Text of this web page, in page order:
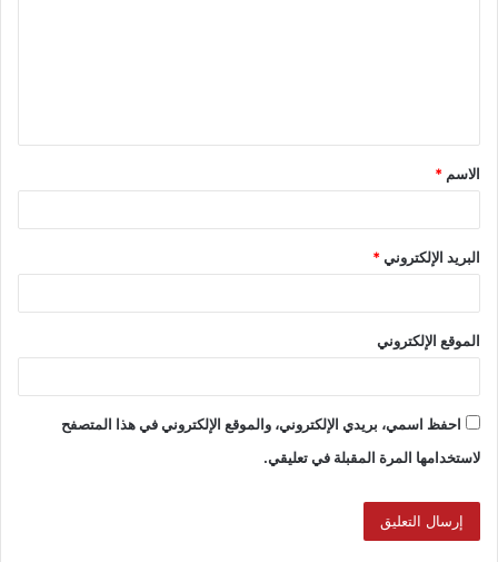
الاسم *
البريد الإلكتروني*
الموقع الإلكتروني
احفظ اسمي، بريدي الإلكتروني، والموقع الإلكتروني في هذا المتصفح
لاستخدامها المرة المقبلة في تعليقي.